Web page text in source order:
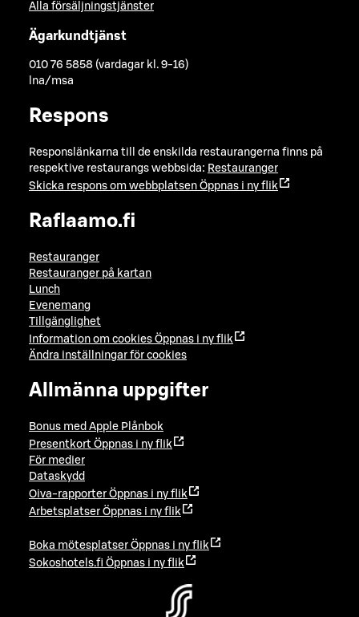
Alla försäljningstjänster
Ägarkundtjänst
010 76 5858 (vardagar kl. 9-16)
lna/msa
Respons
Responslänkarna till de enskilda restaurangerna finns på
respektive restaurangs webbsida: Restauranger
Skicka respons om webbplatsen Öppnas i ny flik
Raflaamo.fi
Restauranger
Restauranger på kartan
Lunch
Evenemang
Tillgänglighet
Information om cookies Öppnas i ny flik
Ändra inställningar för cookies
Allmänna uppgifter
Bonus med Apple Plånbok
Presentkort Öppnas i ny flik
För medier
Dataskydd
Oiva-rapporter Öppnas i ny flik
Arbetsplatser Öppnas i ny flik
Boka mötesplatser Öppnas i ny flik
Sokoshotels.fi Öppnas i ny flik